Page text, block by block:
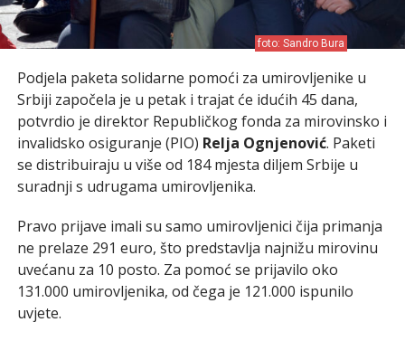
foto: Sandro Bura
Podjela paketa solidarne pomoći za umirovljenike u
Srbiji započela je u petak i trajat će idućih 45 dana,
potvrdio je direktor Republičkog fonda za mirovinsko i
invalidsko osiguranje (PIO) Relja Ognjenović. Paketi
se distribuiraju u više od 184 mjesta diljem Srbije u
suradnji s udrugama umirovljenika.
Pravo prijave imali su samo umirovljenici čija primanja
ne prelaze 291 euro, što predstavlja najnižu mirovinu
uvećanu za 10 posto. Za pomoć se prijavilo oko
131.000 umirovljenika, od čega je 121.000 ispunilo
uvjete.